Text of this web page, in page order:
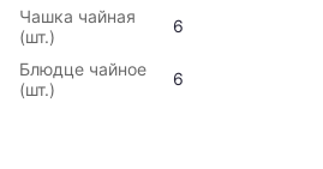
Чашка чайная
(шт.)
6
Блюдце чайное
(шт.)
6